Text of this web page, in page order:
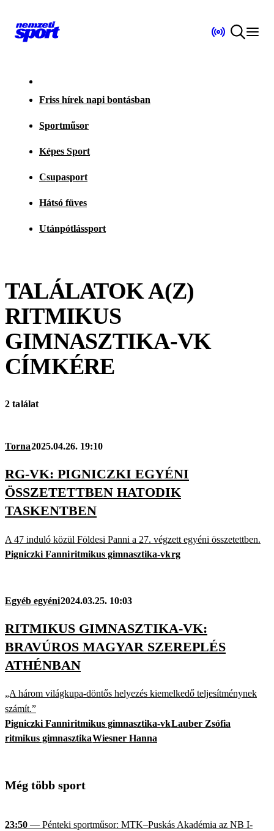
Friss hírek napi bontásban
Sportműsor
Képes Sport
Csupasport
Hátsó füves
Utánpótlássport
TALÁLATOK A(Z)
RITMIKUS
GIMNASZTIKA-VK
CÍMKÉRE
2 találat
Torna2025.04.26. 19:10
RG-VK: PIGNICZKI EGYÉNI
ÖSSZETETTBEN HATODIK
TASKENTBEN
A 47 induló közül Földesi Panni a 27. végzett egyéni összetettben.
Pigniczki Fanniritmikus gimnasztika-vkrg
Egyéb egyéni2024.03.25. 10:03
RITMIKUS GIMNASZTIKA-VK:
BRAVÚROS MAGYAR SZEREPLÉS
ATHÉNBAN
„A három világkupa-döntős helyezés kiemelkedő teljesítménynek
számít.”
Pigniczki Fanniritmikus gimnasztika-vkLauber Zsófia
ritmikus gimnasztikaWiesner Hanna
Még több sport
23:50 — Pénteki sportműsor: MTK–Puskás Akadémia az NB I-